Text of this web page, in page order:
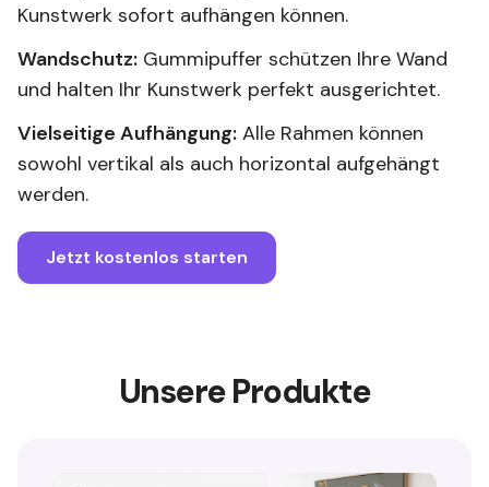
Kunstwerk sofort aufhängen können.
Wandschutz: Gummipuffer schützen Ihre Wand
und halten Ihr Kunstwerk perfekt ausgerichtet.
Vielseitige Aufhängung: Alle Rahmen können
sowohl vertikal als auch horizontal aufgehängt
werden.
Jetzt kostenlos starten
Unsere Produkte